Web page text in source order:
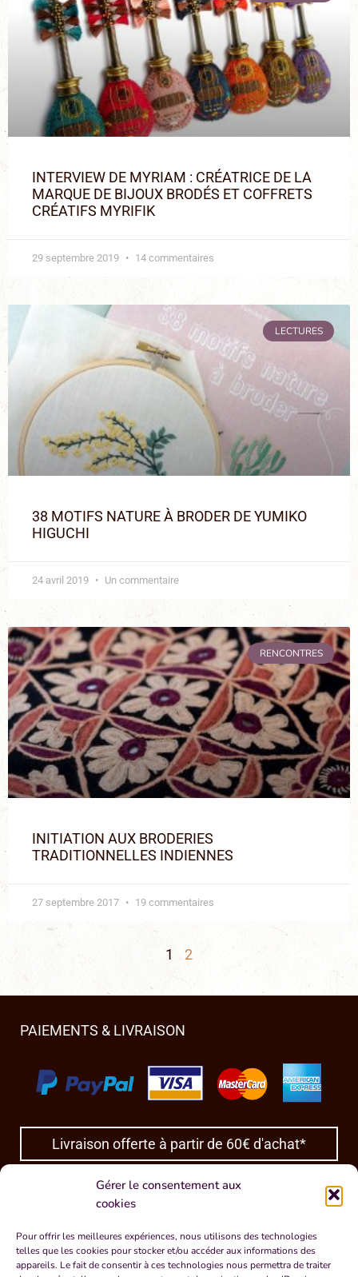
Gérer le consentement aux
cookies
Pour offrir les meilleures expériences, nous utilisons des technologies
telles que les cookies pour stocker et/ou accéder aux informations des
appareils. Le fait de consentir à ces technologies nous permettra de traiter
INTERVIEW DE MYRIAM : CRÉATRICE DE LA
MARQUE DE BIJOUX BRODÉS ET COFFRETS
CRÉATIFS MYRIFIK
29 septembre 2019 14 commentaires
LECTURES
38 MOTIFS NATURE À BRODER DE YUMIKO
HIGUCHI
24 avril 2019 Un commentaire
RENCONTRES
INITIATION AUX BRODERIES
TRADITIONNELLES INDIENNES
27 septembre 2017 19 commentaires
1 2
PAIEMENTS & LIVRAISON
Livraison offerte à partir de 60€ d'achat*
INFORMATIONS
Contact
FAQ
Politique de confidentialité
Conditions Générales de Vente